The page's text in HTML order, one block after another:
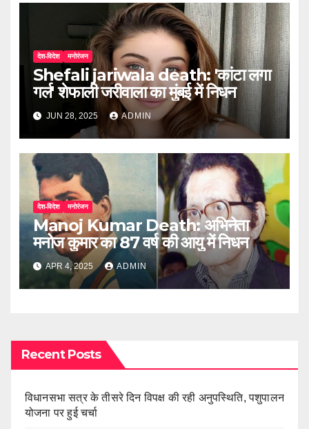
देश-विदेश मनोरंजन
Shefali jariwala death: 'कांटा लगा
गर्ल' शेफाली जरीवाला का मुंबई में निधन
JUN 28, 2025 ADMIN
देश-विदेश मनोरंजन
Manoj Kumar Death: अभिनेता
मनोज कुमार का 87 वर्ष की आयु में निधन
APR 4, 2025 ADMIN
Recent Posts
विधानसभा सत्र के तीसरे दिन विपक्ष की रही अनुपस्थिति, पशुपालन
योजना पर हुई चर्चा